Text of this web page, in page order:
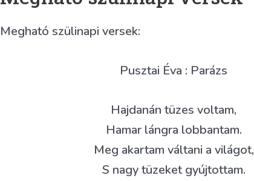
Megható szülinapi versek:
Pusztai Éva : Parázs
Hajdanán tüzes voltam,
Hamar lángra lobbantam.
Meg akartam váltani a világot,
S nagy tüzeket gyújtottam.